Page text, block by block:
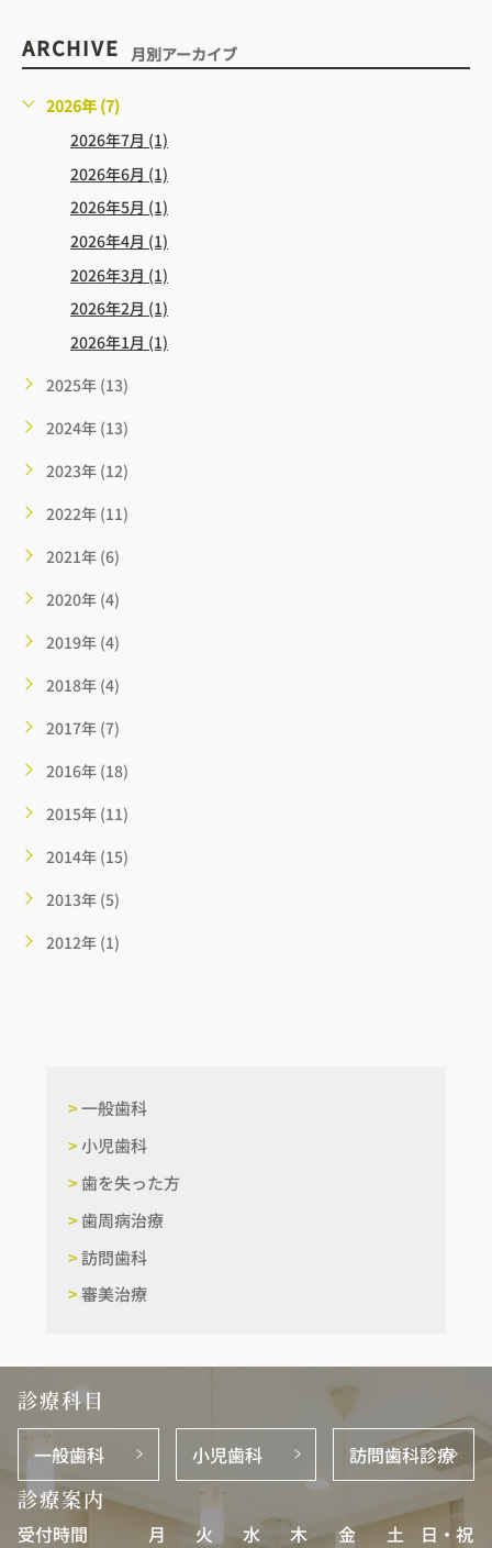
ARCHIVE 月別アーカイブ
2026年 (7)
2026年7月 (1)
2026年6月 (1)
2026年5月 (1)
2026年4月 (1)
2026年3月 (1)
2026年2月 (1)
2026年1月 (1)
2025年 (13)
2024年 (13)
2023年 (12)
2022年 (11)
2021年 (6)
2020年 (4)
2019年 (4)
2018年 (4)
2017年 (7)
2016年 (18)
2015年 (11)
2014年 (15)
2013年 (5)
2012年 (1)
>一般歯科
> 小児歯科
>歯を失った方
>歯周病治療
>訪問歯科
>審美治療
診療科目
一般歯科 小児歯科 訪問歯科診療
診療案内
受付時間 月 火 水 木 金 土
日・祝